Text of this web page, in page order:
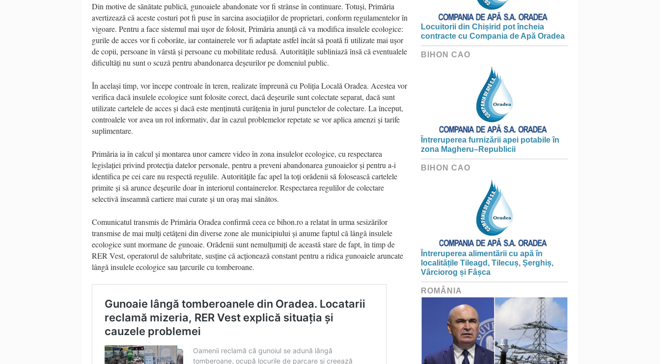
Din motive de sănătate publică, gunoaiele abandonate vor fi strânse în continuare. Totuși, Primăria
avertizează că aceste costuri pot fi puse în sarcina asociațiilor de proprietari, conform regulamentelor în
vigoare. Pentru a face sistemul mai ușor de folosit, Primăria anunță că va modifica insulele ecologice:
gurile de acces vor fi coborâte, iar containerele vor fi adaptate astfel încât să poată fi utilizate mai ușor
de copii, persoane în vârstă și persoane cu mobilitate redusă. Autoritățile subliniază însă că eventualele
dificultăți nu sunt o scuză pentru abandonarea deșeurilor pe domeniul public.
În același timp, vor începe controale în teren, realizate împreună cu Poliția Locală Oradea. Acestea vor
verifica dacă insulele ecologice sunt folosite corect, dacă deșeurile sunt colectate separat, dacă sunt
utilizate cartelele de acces și dacă este menținută curățenia în jurul punctelor de colectare. La început,
controalele vor avea un rol informativ, dar în cazul problemelor repetate se vor aplica amenzi și tarife
suplimentare.
Primăria ia în calcul și montarea unor camere video în zona insulelor ecologice, cu respectarea
legislației privind protecția datelor personale, pentru a preveni abandonarea gunoaielor și pentru a-i
identifica pe cei care nu respectă regulile. Autoritățile fac apel la toți orădenii să folosească cartelele
primite și să arunce deșeurile doar în interiorul containerelor. Respectarea regulilor de colectare
selectivă înseamnă cartiere mai curate și un oraș mai sănătos.
Comunicatul transmis de Primăria Oradea confirmă ceea ce bihon.ro a relatat în urma sesizărilor
transmise de mai mulți cetățeni din diverse zone ale municipiului și anume faptul că lângă insulele
ecologice sunt mormane de gunoaie. Orădenii sunt nemulțumiți de această stare de fapt, în timp de
RER Vest, operatorul de salubritate, susține că acționează constant pentru a ridica gunoaiele aruncate
lângă insulele ecologice sau țarcurile cu tomberoane.
Locuitorii din Chișirid pot încheia
contracte cu Compania de Apă Oradea
BIHON CAO
Întreruperea furnizării apei potabile în
zona Magheru–Republicii
BIHON CAO
Întreruperea alimentării cu apă în
localitățile Tileagd, Tilecuș, Șerghiș,
Vârciorog și Fâșca
ROMÂNIA